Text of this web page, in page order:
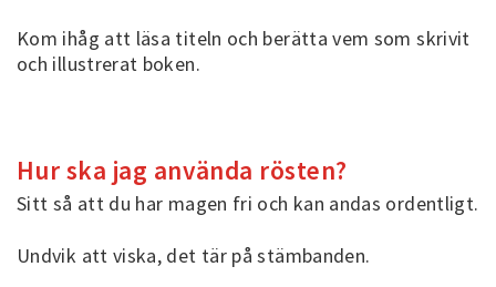
Kom ihåg att läsa titeln och berätta vem som skrivit
och illustrerat boken.
Hur ska jag använda rösten?
Sitt så att du har magen fri och kan andas ordentligt.
Undvik att viska, det tär på stämbanden.